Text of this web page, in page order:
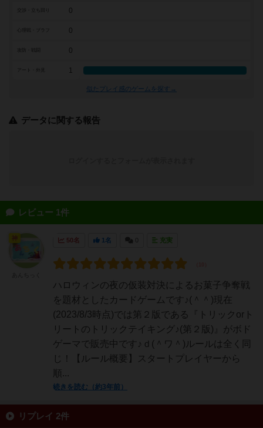
0
0
0
アート・外見 1
似たプレイ感のゲームを探す→
データに関する報告
レビュー 1件
50名 1名 充実
ハロウィンの夜の仮装対決によるお菓子争奪戦
を題材としたカードゲームです♪(＾＾)現在
(2023/8/3時点)では第２版である『トリックorト
リートのトリックテイキング♪(第２版)』がボド
ゲーマで販売中です♪ｄ(＾ワ＾)ルールは全く同
じ！【ルール概要】スタートプレイヤーから
順...
続きを読む（約3年前）
神
リプレイ 2件